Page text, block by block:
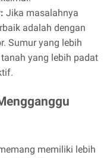
Jika masalahnya
adalah dengan
Sumur yang lebih
yang lebih padat
memiliki lebih